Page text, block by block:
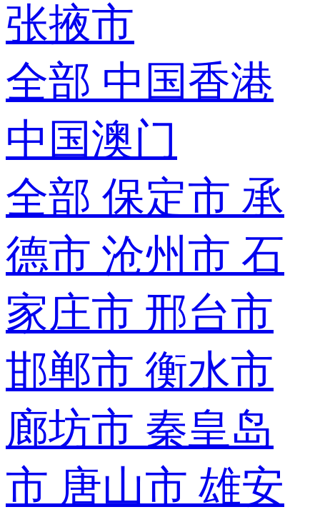
张掖市
全部 中国香港
中国澳门
全部 保定市 承
德市 沧州市 石
家庄市 邢台市
邯郸市 衡水市
廊坊市 秦皇岛
市 唐山市 雄安